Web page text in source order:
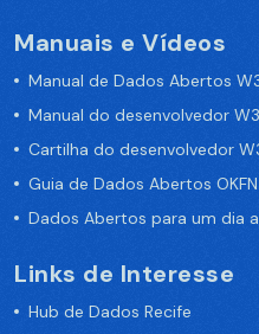
Manuais e Vídeos
Manual de Dados Abertos
Manual do desenvolvedor
Cartilha do desenvolvedor
Guia de Dados Abertos OKFN
Dados Abertos para um dia
Links de Interesse
Hub de Dados Recife